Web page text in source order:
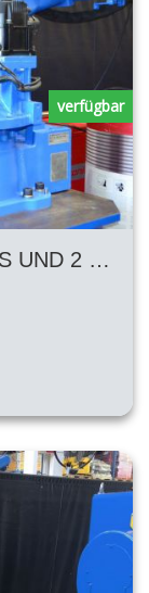
MOTOMAN HP50-20, FRONIUS UND 2 POSITIONIERER UND 11,50 MT TRACK
verfügbar